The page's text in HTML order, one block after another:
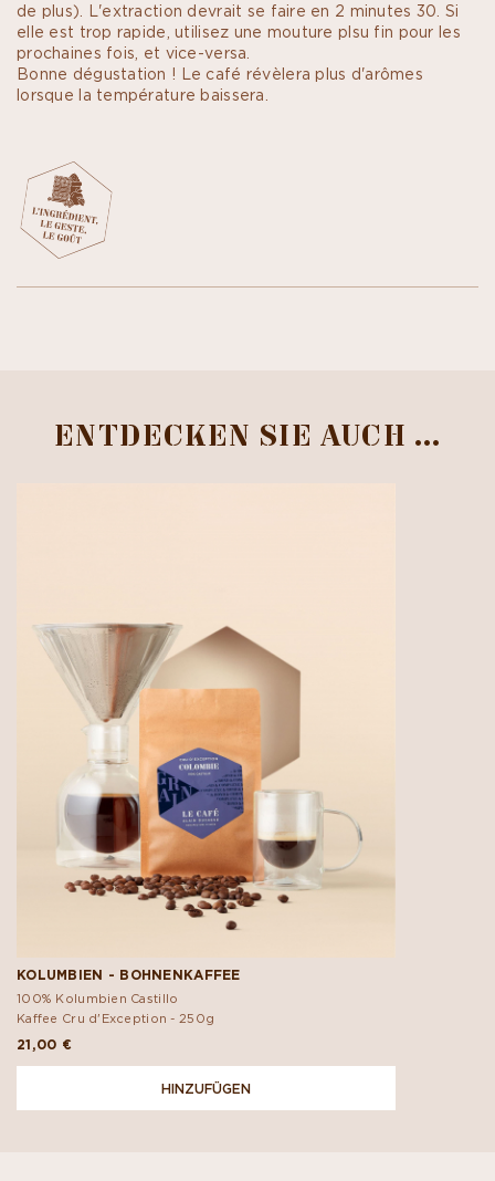
de plus). L'extraction devrait se faire en 2 minutes 30. Si
elle est trop rapide, utilisez une mouture plsu fin pour les
prochaines fois, et vice-versa.
Bonne dégustation ! Le café révèlera plus d'arômes
lorsque la température baissera.
ENTDECKEN SIE AUCH …
KOLUMBIEN - BOHNENKAFFEE
100% Kolumbien Castillo
Kaffee Cru d'Exception - 250g
21,00 €
HINZUFÜGEN